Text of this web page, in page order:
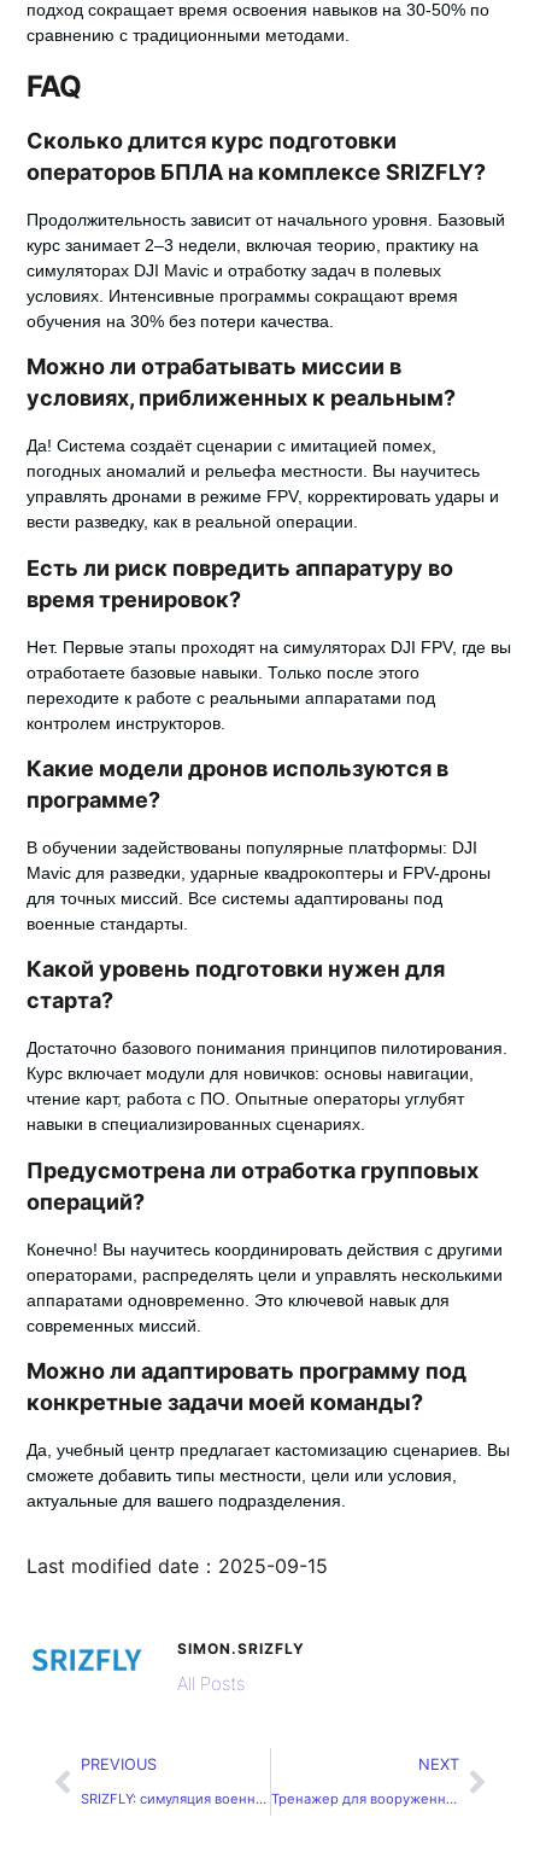
подход сокращает время освоения навыков на 30-50% по
сравнению с традиционными методами.
FAQ
Сколько длится курс подготовки
операторов БПЛА на комплексе SRIZFLY?
Продолжительность зависит от начального уровня. Базовый
курс занимает 2–3 недели, включая теорию, практику на
симуляторах DJI Mavic и отработку задач в полевых
условиях. Интенсивные программы сокращают время
обучения на 30% без потери качества.
Можно ли отрабатывать миссии в
условиях, приближенных к реальным?
Да! Система создаёт сценарии с имитацией помех,
погодных аномалий и рельефа местности. Вы научитесь
управлять дронами в режиме FPV, корректировать удары и
вести разведку, как в реальной операции.
Есть ли риск повредить аппаратуру во
время тренировок?
Нет. Первые этапы проходят на симуляторах DJI FPV, где вы
отработаете базовые навыки. Только после этого
переходите к работе с реальными аппаратами под
контролем инструкторов.
Какие модели дронов используются в
программе?
В обучении задействованы популярные платформы: DJI
Mavic для разведки, ударные квадрокоптеры и FPV-дроны
для точных миссий. Все системы адаптированы под
военные стандарты.
Какой уровень подготовки нужен для
старта?
Достаточно базового понимания принципов пилотирования.
Курс включает модули для новичков: основы навигации,
чтение карт, работа с ПО. Опытные операторы углубят
навыки в специализированных сценариях.
Предусмотрена ли отработка групповых
операций?
Конечно! Вы научитесь координировать действия с другими
операторами, распределять цели и управлять несколькими
аппаратами одновременно. Это ключевой навык для
современных миссий.
Можно ли адаптировать программу под
конкретные задачи моей команды?
Да, учебный центр предлагает кастомизацию сценариев. Вы
сможете добавить типы местности, цели или условия,
актуальные для вашего подразделения.
Last modified date：2025-09-15
SIMON.SRIZFLY
All Posts
PREVIOUS
SRIZFLY: симуляция военных миссий с дронами
NEXT
Тренажер для вооруженных сил: подготовка операторов БПЛА